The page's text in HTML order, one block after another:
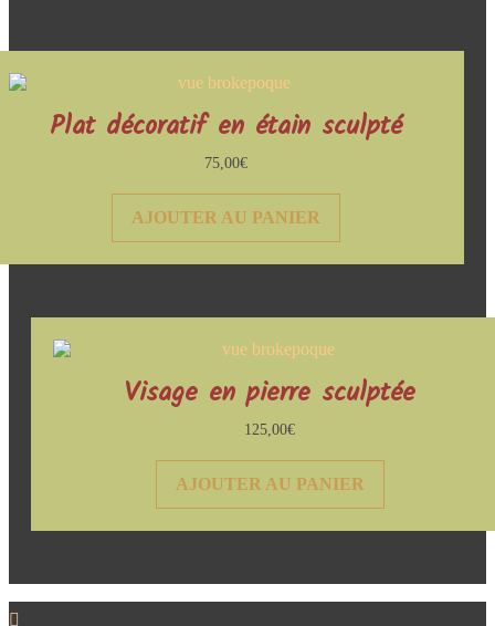
Plat décoratif en étain sculpté
75,00€
AJOUTER AU PANIER
Visage en pierre sculptée
125,00€
AJOUTER AU PANIER